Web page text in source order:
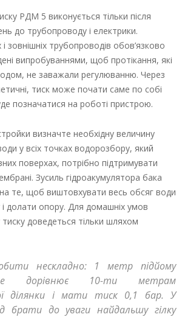
РДМ 5 виконується тільки після
до трубопроводу і електрики.
і зовнішніх трубопроводів обов’язково
випробуваннями, щоб протікання, які
не заважали регулюванню. Через
тиск може почати саме по собі
позначатися на роботі пристрою.
визначте необхідну величину
у всіх точках водорозбору, який
поверхах, потрібно підтримувати
Зусиль гідроакумулятора бака
те, щоб виштовхувати весь обсяг води
і долати опору. Для домашніх умов
доведеться тільки шляхом
нескладно: 1 метр підйому
дорівнює 10-ти метрам
ділянки і мати тиск 0,1 бар. У
брати до уваги найдальшу гілку